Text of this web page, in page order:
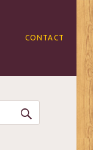
CONTACT